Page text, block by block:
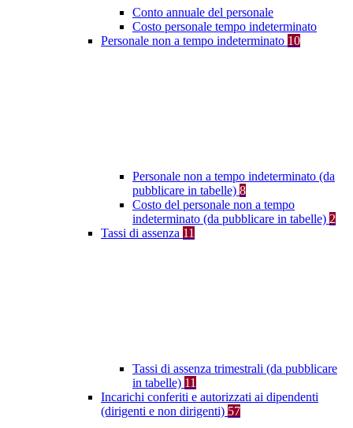
Conto annuale del personale
Costo personale tempo indeterminato
Personale non a tempo indeterminato 10
Personale non a tempo indeterminato (da
pubblicare in tabelle) 8
Costo del personale non a tempo
indeterminato (da pubblicare in tabelle) 2
Tassi di assenza 11
Tassi di assenza trimestrali (da pubblicare
in tabelle) 11
Incarichi conferiti e autorizzati ai dipendenti
(dirigenti e non dirigenti) 57